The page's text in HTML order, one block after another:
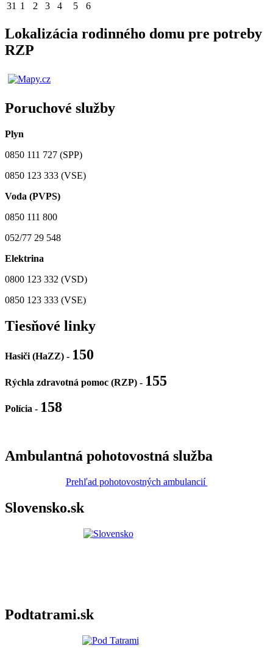
31 1 2 3 4 5 6
Lokalizácia rodinného domu pre potreby
RZP
Poruchové služby
Plyn
0850 111 727 (SPP)
0850 123 333 (VSE)
Voda (PVPS)
0850 111 800
052/77 29 548
Elektrina
0800 123 332 (VSD)
0850 123 333 (VSE)
Tiesňové linky
Hasiči (HaZZ) - 150
Rýchla zdravotná pomoc (RZP) - 155
Polícia - 158
Ambulantná pohotovostná služba
Prehľad pohotovostných ambulancií
Slovensko.sk
Podtatrami.sk